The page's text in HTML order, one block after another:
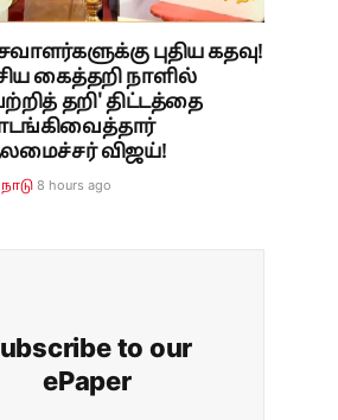
புதிய கதவு!
கைத்தறி நாளில்
தறி' திட்டத்தை
விஜய்!
8 hours ago
to our
ePaper